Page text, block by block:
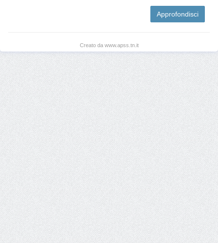
Approfondisci
Creato da www.apss.tn.it